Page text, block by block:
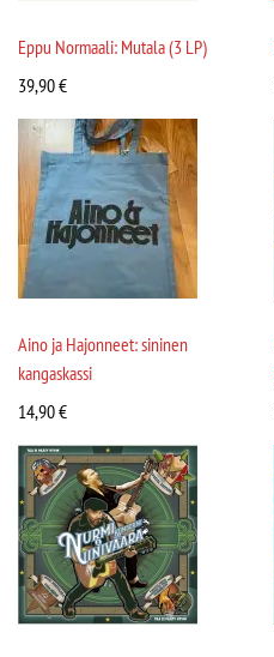
Eppu Normaali: Mutala (3 LP)
39,90€
Aino ja Hajonneet: sininen
kangaskassi
14,90€